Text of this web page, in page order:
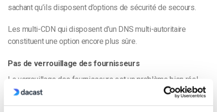
sachant qu’ils disposent d’options de sécurité de secours.
Les multi-CDN qui disposent d’un DNS multi-autoritaire
constituent une option encore plus sûre.
Pas de verrouillage des fournisseurs
Le verrouillage des fournisseurs est un problème bien réel
pour certaines entreprises. C’est alors que la fidélité à un
vendeur spécifique devient un inconvénient à un moment